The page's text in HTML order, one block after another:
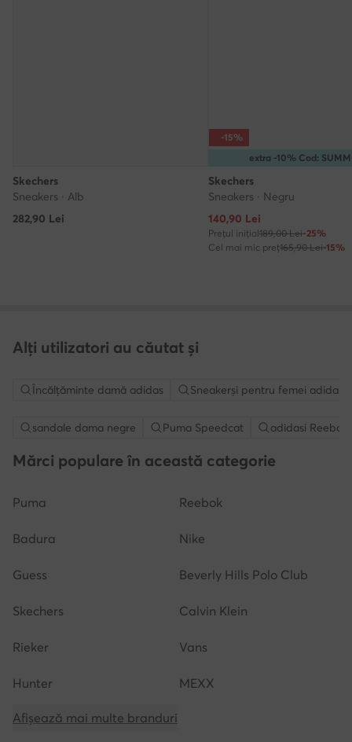
Skechers
Sneakers · Alb
282,90 Lei
extra -10% Cod:
-15%
Skechers
Sneakers · Negru
Prețul actual
140,90 Lei
Prețul inițial189,00 Lei-25%
Cel mai mic preț165,90 Lei-15%
Alți utilizatori au căutat și
Încălțăminte damă adidas Sneakerși pentru femei adidas
sandale dama negre Puma Speedcat adidasi Reebok
Mărci populare în această categorie
Puma Reebok
Badura Nike
Guess Beverly Hills Polo Club
Skechers Calvin Klein
Rieker Vans
Hunter MEXX
Afișează mai multe branduri